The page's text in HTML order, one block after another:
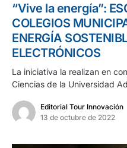
“Vive la energía”:
COLEGIOS
ENERGÍA
ELECTRÓNICOS
La iniciativa la realizan en
Ciencias de la Universidad
Editorial Tour Innovación
13 de octubre de 2022